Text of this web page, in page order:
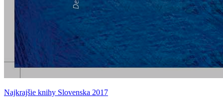
Najkrajšie knihy Slovenska 2017